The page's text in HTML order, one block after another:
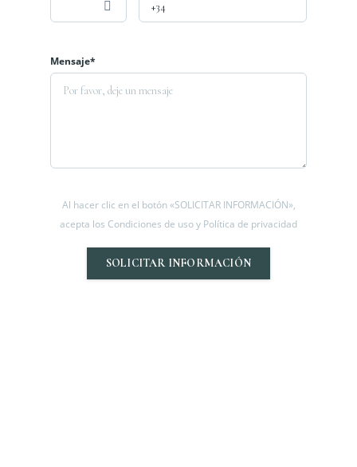
Mensaje*
Al hacer clic en el botón «SOLICITAR INFORMACIÓN»,
acepta los Condiciones de uso y Política de privacidad
SOLICITAR INFORMACIÓN